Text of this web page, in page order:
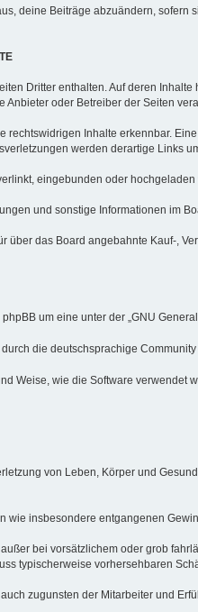
deine Beiträge abzuändern,
Dritter enthalten. Auf deren
oder Betreiber der Seiten
rechtswidrigen Inhalte erkennbar.
werden derartige Links
eingebunden oder
und sonstige Informationen im
über das Board angebahnte Kauf-,
um eine unter der „GNU
die deutschsprachige
Weise, wie die Software
von Leben, Körper und
wie insbesondere entgangenen
bei vorsätzlichem oder grob
typischerweise vorhersehbaren
zugunsten der Mitarbeiter und